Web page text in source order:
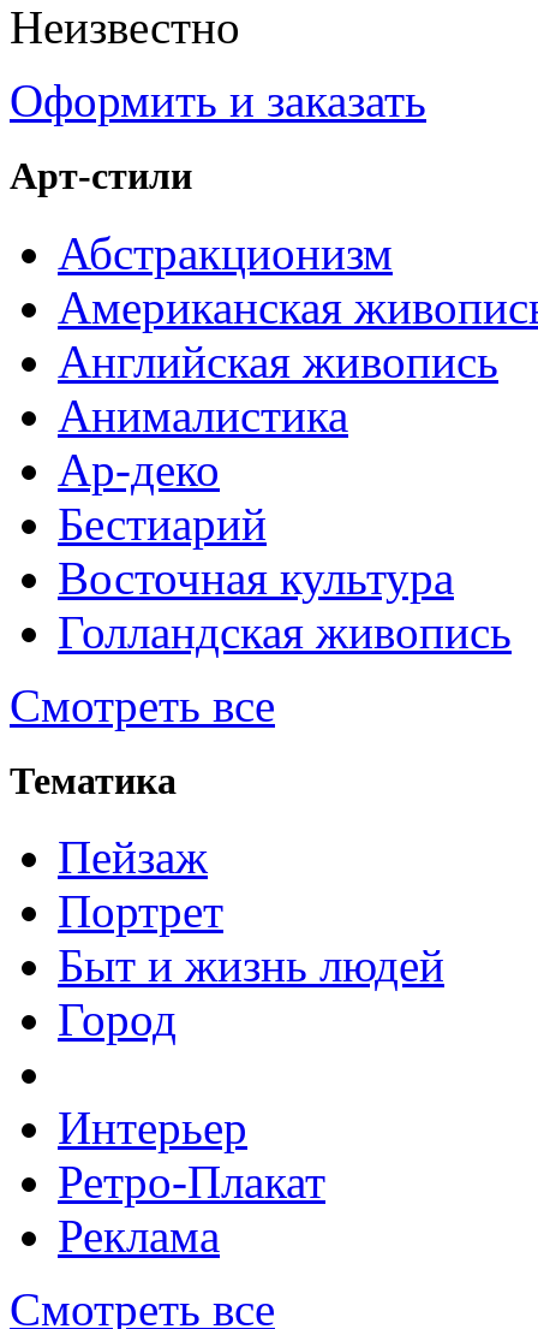
Неизвестно
Оформить и заказать
Арт-стили
Абстракционизм
Американская
Английская живопись
Анималистика
Ар-деко
Бестиарий
Восточная культура
Голландская живопись
Смотреть все
Тематика
Пейзаж
Портрет
Быт и жизнь людей
Город
Интерьер
Ретро-Плакат
Реклама
Смотреть все